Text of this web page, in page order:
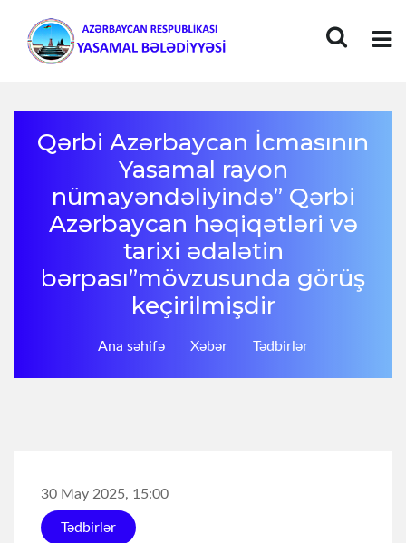
Qərbi Azərbaycan İcmasının
Yasamal rayon
nümayəndəliyində” Qərbi
Azərbaycan həqiqətləri və
tarixi ədalətin
bərpası”mövzusunda görüş
keçirilmişdir
Ana səhifə Xəbər Tədbirlər
30 May 2025, 15:00
Tədbirlər